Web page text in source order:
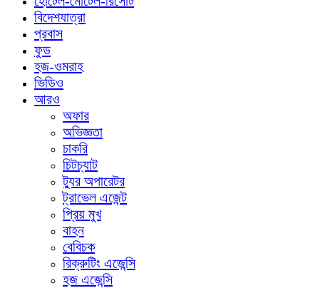
বিদেশযাত্রা
প্রবাস
ফুড
হজ-ওমরাহ
ভিডিও
আরও
অফার
অভিজ্ঞতা
চাকরি
চিটচ্যাট
ট্যুর অপারেটর
ট্রাভেল এজেন্ট
প্রিয় মুখ
বাহন
বেবিচক
রিক্রুটিং এজেন্সি
হজ এজেন্সি